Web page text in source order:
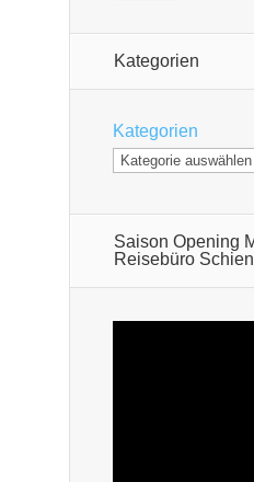
Kategorien
Kategorien
Saison Opening
Reisebüro Schien